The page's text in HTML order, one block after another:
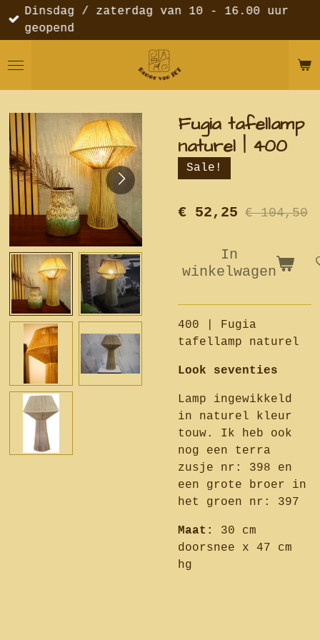
Ga
direct
de
Dinsdag / zaterdag van 10 - 16.00 uur
geopend
Fugia tafellamp
naturel | 400
Sale!
€ 52,25 € 104,50
In
winkelwagen
400 | Fugia
tafellamp naturel
Look seventies
Lamp ingewikkeld
in naturel kleur
touw. Ik heb ook
nog een terra
zusje nr: 398 en
een grote broer in
het groen nr: 397
Maat:
30 cm
doorsnee x 47 cm
hg